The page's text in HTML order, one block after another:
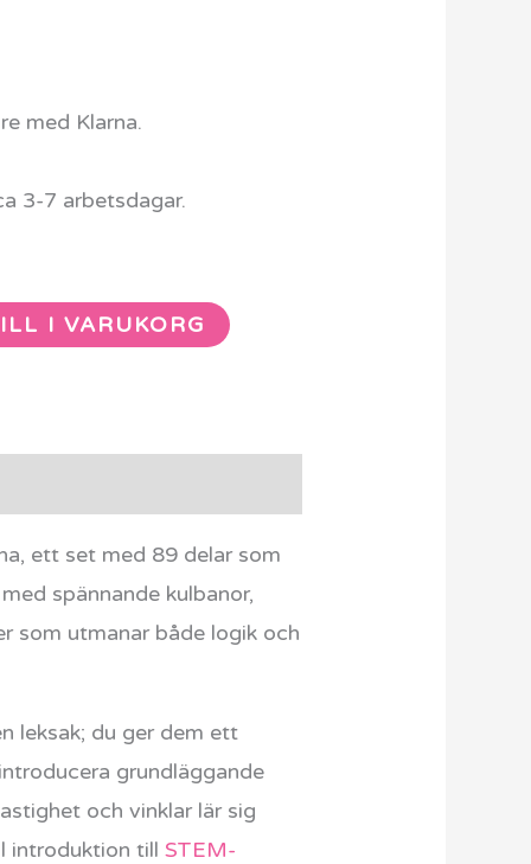
med Klarna.
3-7 arbetsdagar.
I VARUKORG
ett set med 89 delar som
spännande kulbanor,
som utmanar både logik och
leksak; du ger dem ett
grundläggande
och vinklar lär sig
introduktion tillSTEM-